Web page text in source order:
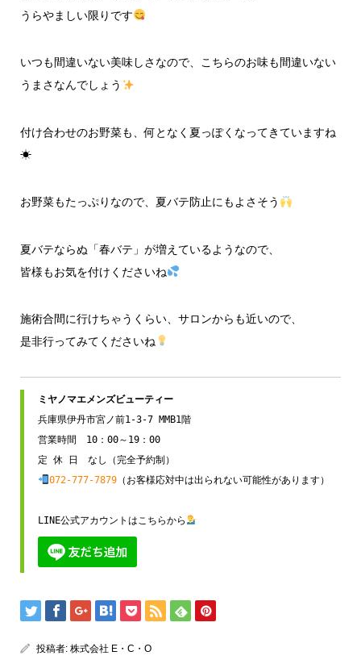
うらやましい限りです
いつも間違いない美味しさなので、こちらのお味も間違いない
うまさなんでしょう
付け合わせのお野菜も、何となく夏っぽくなってきていますね
☀
お野菜もたっぷりなので、夏バテ防止にもよさそう
夏バテならぬ「春バテ」が増えているようなので、
皆様もお気を付けくださいね
施術合間に行けちゃうくらい、サロンからも近いので、
是非行ってみてくださいね
ミヤノマエメンズビューティー
兵庫県伊丹市宮ノ前1-3-7 MMB1階
営業時間　10：00～19：00
072-777-7879（お客様応対中は出られない可能性があります）
LINE公式アカウントはこちらから
投稿者: 株式会社 E・C・O